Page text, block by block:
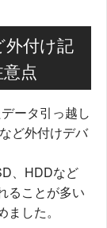
外付け記
点
ータ引っ越し
ど外付けデバ
、HDDなど
ることが多い
した。